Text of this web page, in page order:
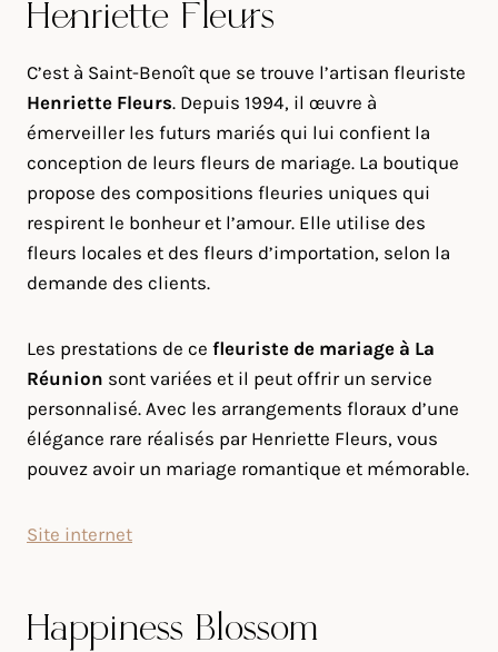
Henriette Fleurs
C’est à Saint-Benoît que se trouve l’artisan fleuriste
Henriette Fleurs. Depuis 1994, il œuvre à
émerveiller les futurs mariés qui lui confient la
conception de leurs fleurs de mariage. La boutique
propose des compositions fleuries uniques qui
respirent le bonheur et l’amour. Elle utilise des
fleurs locales et des fleurs d’importation, selon la
demande des clients.
Les prestations de ce fleuriste de mariage à La
Réunion sont variées et il peut offrir un service
personnalisé. Avec les arrangements floraux d’une
élégance rare réalisés par Henriette Fleurs, vous
pouvez avoir un mariage romantique et mémorable.
Site internet
Happiness Blossom